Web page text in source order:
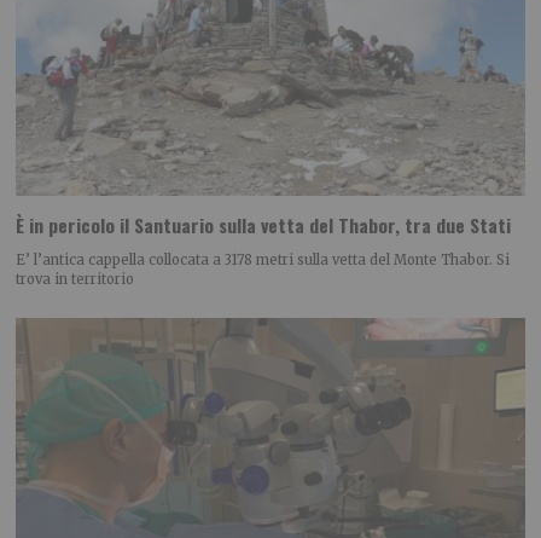
È in pericolo il Santuario sulla vetta del Thabor, tra due Stati
E’ l’antica cappella collocata a 3178 metri sulla vetta del Monte Thabor. Si
trova in territorio